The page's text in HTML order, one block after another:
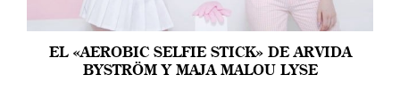
EL «AEROBIC SELFIE STICK» DE ARVIDA
BYSTRÖM Y MAJA MALOU LYSE